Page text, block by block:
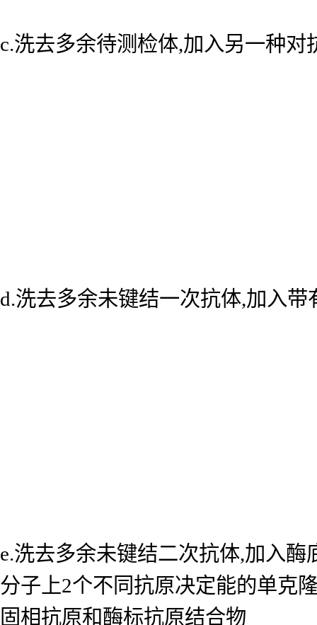
c.洗去多余待测检体,加入另一种
d.洗去多余未键结一次抗体,加入
e.洗去多余未键结二次抗体,加入
分子上2个不同抗原决定能的单克
固相抗原和酶标抗原结合物